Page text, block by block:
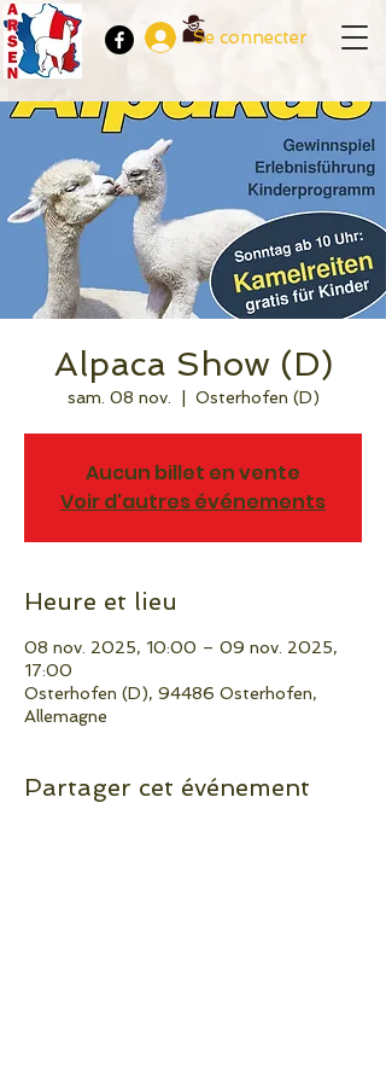
Se connecter
Alpaca Show (D)
sam. 08 nov. Osterhofen (D)
Aucun billet en vente
Voir d'autres événements
Heure et lieu
08 nov. 2025, 10:00 – 09 nov. 2025,
17:00
Osterhofen (D), 94486 Osterhofen,
Allemagne
Partager cet événement